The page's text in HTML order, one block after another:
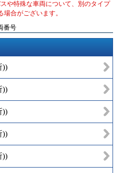
や特殊な車両について、別のタイプ
合がございます。
番号
))
))
))
))
))